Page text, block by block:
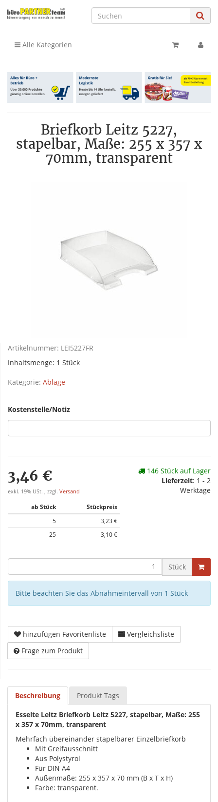
Alle Kategorien
Briefkorb Leitz 5227,
stapelbar, Maße: 255 x 357 x
70mm, transparent
Artikelnummer: LEI5227FR
Inhaltsmenge: 1 Stück
Kategorie: Ablage
Kostenstelle/Notiz
3,46 €
exkl. 19% USt. , zzgl. Versand
ab Stück
Stückpreis
5
3,23 €
25
3,10 €
146 Stück auf Lager
Lieferzeit: 1 - 2
Werktage
Stück
Bitte beachten Sie das Abnahmeintervall von 1 Stück
hinzufügen Favoritenliste
Vergleichsliste
Frage zum Produkt
Beschreibung Produkt Tags
Esselte Leitz Briefkorb Leitz 5227, stapelbar, Maße: 255
x 357 x 70mm, transparent
Mehrfach übereinander stapelbarer Einzelbriefkorb
Mit Greifausschnitt
Aus Polystyrol
Für DIN A4
Außenmaße: 255 x 357 x 70 mm (B x T x H)
Farbe: transparent.